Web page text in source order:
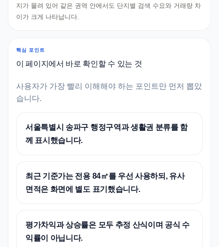
지가 몰려 있어 같은 권역 안에서도 단지별 검색 수요와 거래량 차
이가 크게 나타납니다.
핵심 포인트
이 페이지에서 바로 확인할 수 있는 것
사용자가 가장 빨리 이해해야 하는 포인트만 먼저 뽑았
습니다.
서울특별시 송파구 행정구역과 생활권 분류를 함
께 표시했습니다.
최근 기준가는 전용 84㎡를 우선 사용하되, 유사
면적은 화면에 별도 표기했습니다.
평가차익과 상승률은 모두 추정 산식이며 공식 수
익률이 아닙니다.